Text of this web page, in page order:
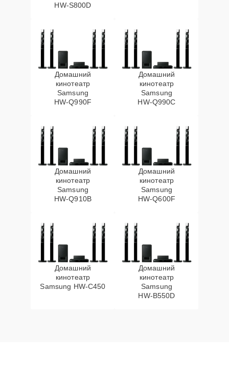
HW‑S800D
Домашний
кинотеатр
Samsung
HW‑Q990F
Домашний
кинотеатр
Samsung
HW‑Q990C
Домашний
кинотеатр
Samsung
HW‑Q910B
Домашний
кинотеатр
Samsung
HW‑Q600F
Домашний
кинотеатр
Samsung HW‑C450
Домашний
кинотеатр
Samsung
HW‑B550D